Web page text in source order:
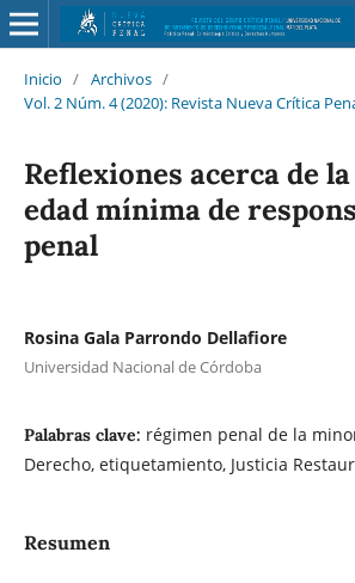
Inicio / Archivos /
Vol. 2 Núm. 4 (2020): Revista Nueva Crítica
Reflexiones acerca de
edad mínima de
penal
Rosina Gala Parrondo Dellafiore
Universidad Nacional de Córdoba
Palabras clave: régimen penal de la
Derecho, etiquetamiento, Justicia
Resumen